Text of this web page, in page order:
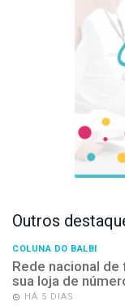
Outros
COLUNA DO BALBI
Rede nacional
sua loja de
HÁ 5 DIAS